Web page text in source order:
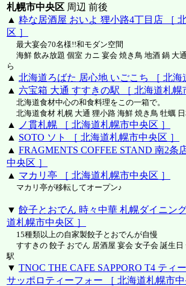
札幌市中央区 周辺 前後
▲ 粋な居酒屋 おいよ 狸小路4丁目店 ［
区 ］
最大宴会70名様!!和モダン空間
海鮮 飲み放題 個室 カニ 宴会 焼き鳥 地酒 鍋 大
ら
▲ 北海道ろばた 居心地 いごこち ［ 北海
▲ 六宝箱 大通 すすきの駅 ［ 北海道札幌
北海道食材中心の和食料理をこの一箱で。
北海道食材 札幌 大通 狸小路 海鮮 焼き鳥 牡蠣
▲
ノ貫札幌 ［ 北海道札幌市中央区 ］
▲ SOTO ソト ［ 北海道札幌市中央区 ］
▲ FRAGMENTS COFFEE STAND 南2条
中央区 ］
▲ マカリ亭 ［ 北海道札幌市中央区 ］
マカリ亭が移転してオープン♪
▼ 餃子とおでん 時々中華 札幌ダイニン
道札幌市中央区 ］
15種類以上の自家製餃子とおでんが自慢
すすきの 餃子 おでん 居酒屋 宴会 女子会 誕生日
駅
▼ TNOC THE CAFE SAPPORO T4 ティ
サッポロティーフォー ［ 北海道札幌市中